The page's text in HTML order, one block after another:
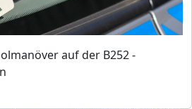
auf der B252 -